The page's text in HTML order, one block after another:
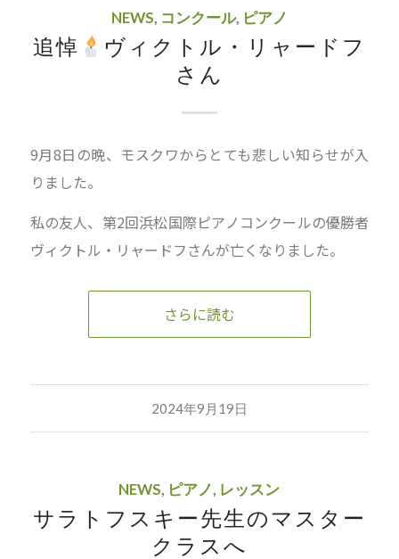
NEWS, コンクール, ピアノ
追悼
ヴィクトル・リャードフ
さん
9月8日の晩、モスクワからとても悲しい知らせが入
りました。
私の友人、第2回浜松国際ピアノコンクールの優勝者
ヴィクトル・リャードフさんが亡くなりました。
さらに読む
2024年9月19日
NEWS, ピアノ, レッスン
サラトフスキー先生のマスター
クラスへ